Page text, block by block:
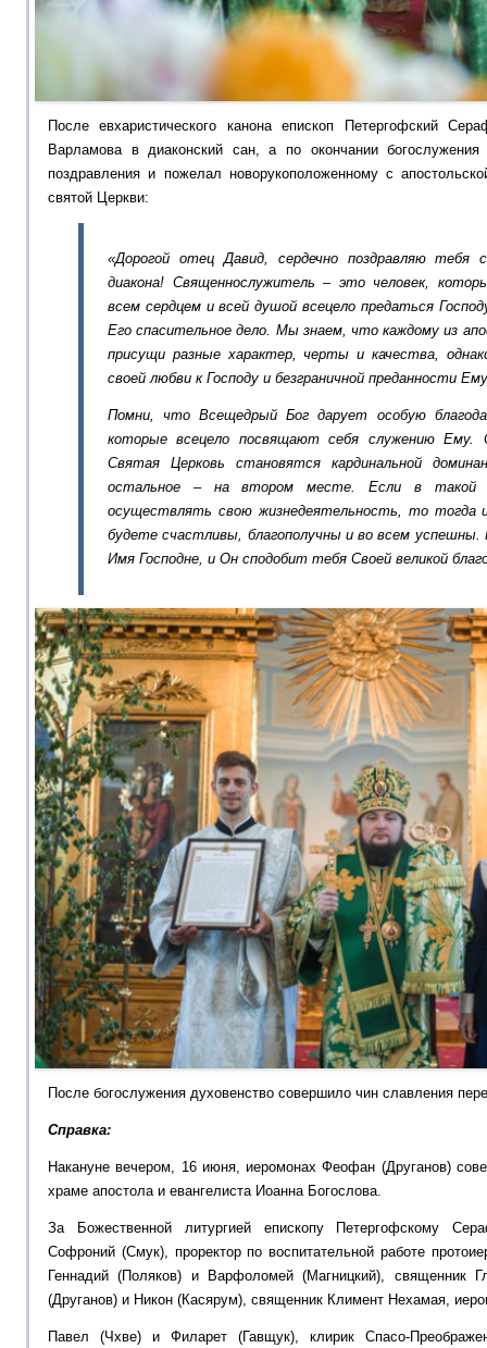
После евхаристического канона епископ Петергофский
Варламова в диаконский сан, а по окончании
поздравления и пожелал новорукоположенному с
святой Церкви:
«Дорогой отец Давид,
сердечно поздравляю тебя
диакона! Священнослужитель – это человек,
всем сердцем и всей душой всецело предаться
Его спасительное дело. Мы знаем, что каждому из
присущи разные характер, черты и качества,
своей любви к Господу и безграничной преданности
Помни, чтоВсещедрый Богдарует особую
которые всецело посвящают себя служению Ему.
Святая Церковь становятся кардинальной
остальное – на втором месте. Если в такой
осуществлять свою жизнедеятельность, то
будете счастливы, благополучны и во всем успешны.
Имя Господне, и Он сподобит тебя Своей великой
После богослужения духовенство совершило чин славления
Справка:
Накануне вечером, 16 июня, иеромонах Феофан (Друганов)
храме апостола и евангелиста Иоанна Богослова.
За Божественной литургией епископу Петергофскому
Софроний (Смук), проректор по воспитательной работе
Геннадий (Поляков) и Варфоломей (Магницкий), священник
(Друганов) и Никон (Касярум), священник Климент Нехамая,
Павел (Чхве) и Филарет (Гавщук), клирик Спасо-